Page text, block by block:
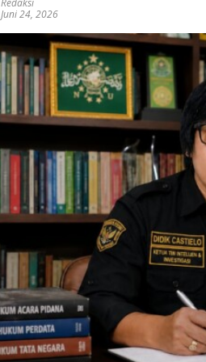
Juni 24, 2026